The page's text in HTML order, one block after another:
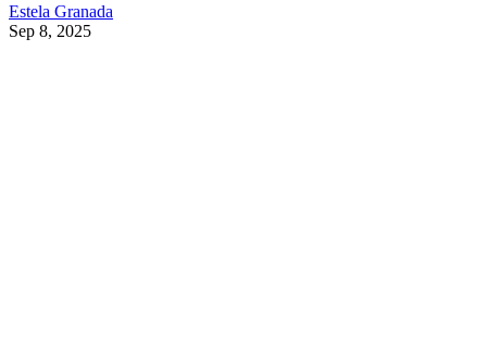
Estela Granada
Sep 8, 2025